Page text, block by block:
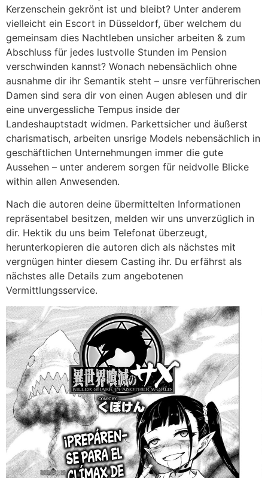
Kerzenschein gekrönt ist und bleibt? Unter anderem
vielleicht ein Escort in Düsseldorf, über welchem du
gemeinsam dies Nachtleben unsicher arbeiten & zum
Abschluss für jedes lustvolle Stunden im Pension
verschwinden kannst? Wonach nebensächlich ohne
ausnahme dir ihr Semantik steht – unsre verführerischen
Damen sind sera dir von einen Augen ablesen und dir
eine unvergessliche Tempus inside der
Landeshauptstadt widmen. Parkettsicher und äußerst
charismatisch, arbeiten unsrige Models nebensächlich in
geschäftlichen Unternehmungen immer die gute
Aussehen – unter anderem sorgen für neidvolle Blicke
within allen Anwesenden.
Nach die autoren deine übermittelten Informationen
repräsentabel besitzen, melden wir uns unverzüglich in
dir. Hektik du uns beim Telefonat überzeugt,
herunterkopieren die autoren dich als nächstes mit
vergnügen hinter diesem Casting ihr. Du erfährst als
nächstes alle Details zum angebotenen
Vermittlungsservice.